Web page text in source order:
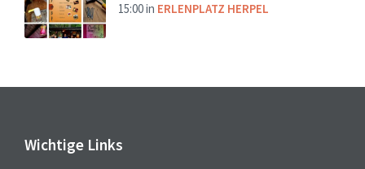
15:00in ERLENPLATZ HERPEL
Wichtige Links